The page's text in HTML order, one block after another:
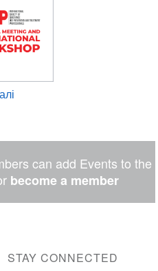
can add Events to the
become a member
STAY CONNECTED